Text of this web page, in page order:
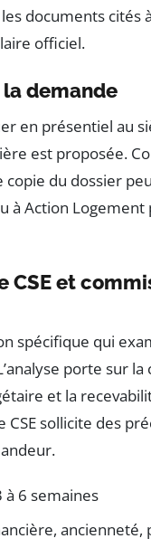
documents cités
officiel.
la demande
en présentiel au
est proposée.
copie du dossier
à Action Logement
CSE et
spécifique qui
porte sur
et la
CSE sollicite des
à 6 semaines
ancienneté,